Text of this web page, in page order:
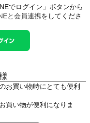
でログイン」ボタンから
と会員連携をしてくださ
お買い物時にとても便利
買い物が便利になりま